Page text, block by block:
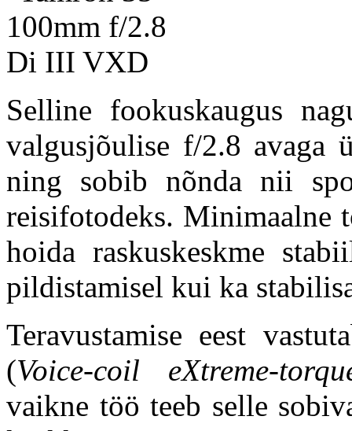
Selline fookuskaugus
valgusjõulise f/2.8 avaga
ning sobib nõnda nii
reisifotodeks. Minimaalne
hoida raskuskeskme
pildistamisel kui ka
Teravustamise eest
(Voice-coil eXtreme-
vaikne töö teeb selle